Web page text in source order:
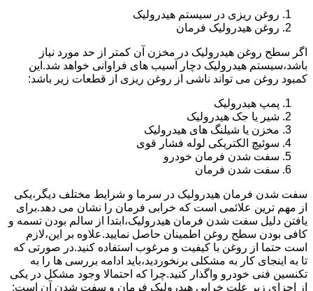
روغن ریزی در سیستم هیدرولیک
روغن هیدرولیک فرمان
اگر سطح روغن هیدرولیک در مخزن آن کمتر از حد مورد نیاز
باشد،سیستم هیدرولیک دچار آسیب های فراوانی خواهد شد.این
کمبود روغن می تواند ناشی از روغن ریزی از قطعات زیر باشد:
پمپ هیدرولیک
شیر یا جک هیدرولیک
مخزن یا شیلنگ های هیدرولیک
سوئیچ الکتریکی لوله فشار قوی
سفت شدن فرمان خودرو
سفت شدن فرمان
سفت شدن فرمان هیدرولیک در سرما و شرایط مختلف دیگر،یکی
از مهم ترین علائمی است که خرابی فرمان را نشان می دهد.برای
یافتن دلیل سفت شدن فرمان هیدرولیک،ابتدا از سالم بودن تسمه و
کافی بودن سطح روغن اطمینان حاصل نمایید.علاوه بر این،لازم
است حتما از روغن با کیفیت و مرغوب استفاده کنید.در صورتی که
تا به اینجای کار به مشکلی برنخوردید،باید ادامه بررسی ها را به
تکنسین فنی خودرو واگذار کنید.چرا که احتمالا وجود مشکل در یکی
از اجزای زیر علت خرابی هیدرولیک فرمان و سفت شدن آن است: